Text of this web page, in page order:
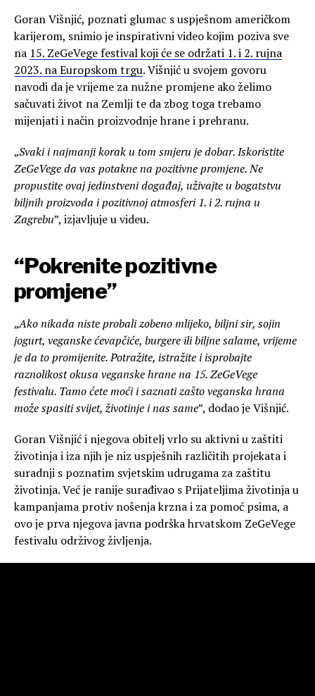
Goran Višnjić, poznati glumac s uspješnom američkom
karijerom, snimio je inspirativni video kojim poziva sve
na 15. ZeGeVege festival koji će se održati 1. i 2. rujna
2023. na Europskom trgu. Višnjić u svojem govoru
navodi da je vrijeme za nužne promjene ako želimo
sačuvati život na Zemlji te da zbog toga trebamo
mijenjati i način proizvodnje hrane i prehranu.
„Svaki i najmanji korak u tom smjeru je dobar. Iskoristite
ZeGeVege da vas potakne na pozitivne promjene. Ne
propustite ovaj jedinstveni događaj, uživajte u bogatstvu
biljnih proizvoda i pozitivnoj atmosferi 1. i 2. rujna u
Zagrebu”, izjavljuje u videu.
“Pokrenite pozitivne
promjene”
„Ako nikada niste probali zobeno mlijeko, biljni sir, sojin
jogurt, veganske ćevapčiće, burgere ili biljne salame, vrijeme
je da to promijenite. Potražite, istražite i isprobajte
raznolikost okusa veganske hrane na 15. ZeGeVege
festivalu. Tamo ćete moći i saznati zašto veganska hrana
može spasiti svijet, životinje i nas same”, dodao je Višnjić.
Goran Višnjić i njegova obitelj vrlo su aktivni u zaštiti
životinja i iza njih je niz uspješnih različitih projekata i
suradnji s poznatim svjetskim udrugama za zaštitu
životinja. Već je ranije surađivao s Prijateljima životinja u
kampanjama protiv nošenja krzna i za pomoć psima, a
ovo je prva njegova javna podrška hrvatskom ZeGeVege
festivalu održivog življenja.